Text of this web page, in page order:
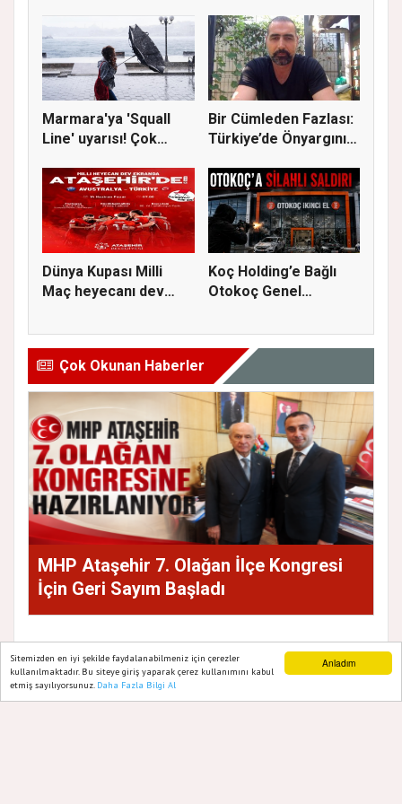
Anladım
Sitemizden en iyi şekilde faydalanabilmeniz için çerezler
kullanılmaktadır. Bu siteye giriş yaparak çerez kullanımını kabul
etmiş sayılıyorsunuz. Daha Fazla Bilgi Al
Marmara'ya 'Squall
Line' uyarısı! Çok
Bir Cümleden Fazlası:
Türkiye’de Önyargının
Dünya Kupası Milli
Maç heyecanı dev
Koç Holding’e Bağlı
Otokoç Genel
Çok Okunan Haberler
MHP Ataşehir 7. Olağan İlçe Kongresi
İçin Geri Sayım Başladı
Ana Sayfa Web TV